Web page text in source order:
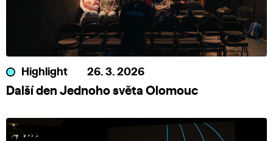
Highlight 26. 3. 2026
Další den Jednoho světa Olomouc